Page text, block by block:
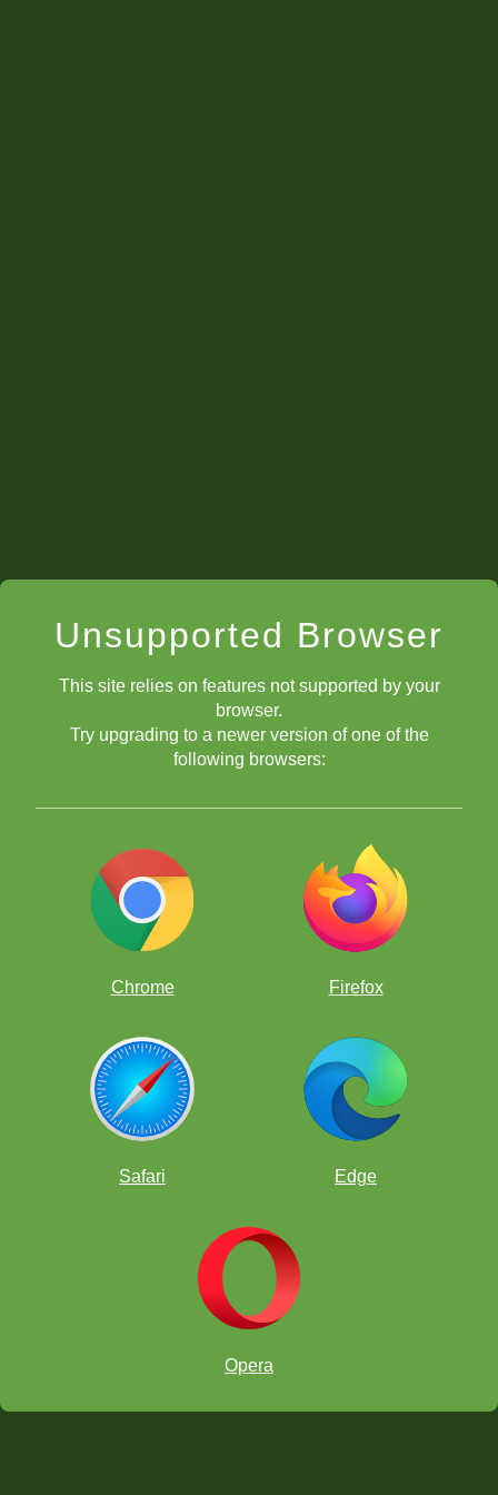
Duración del seminario: 2 horas aproximado.
Unirse a la reunión vía enlace de Zoom que se le enviará
Unsupported Browser
This site relies on features not supported by your
browser.
Try upgrading to a newer version of one of the
following browsers:
Chrome Firefox
Safari Edge
Opera